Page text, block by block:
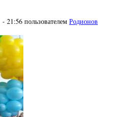
21:56 пользователем Родионов